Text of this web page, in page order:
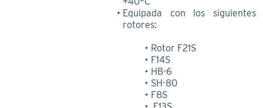
Equipada con los siguientes
rotores:
Rotor F21S
F14S
HB-6
SH-80
F8S